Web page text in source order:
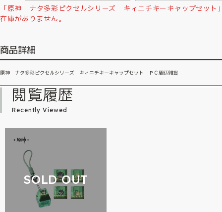
「原神 ナタ多彩ピクセルシリーズ キィニチキーキャップセット
在庫がありません。
商品詳細
原神 ナタ多彩ピクセルシリーズ キィニチキーキャップセット ＰＣ周辺雑貨
閲覧履歴
Recently Viewed
SOLD OUT